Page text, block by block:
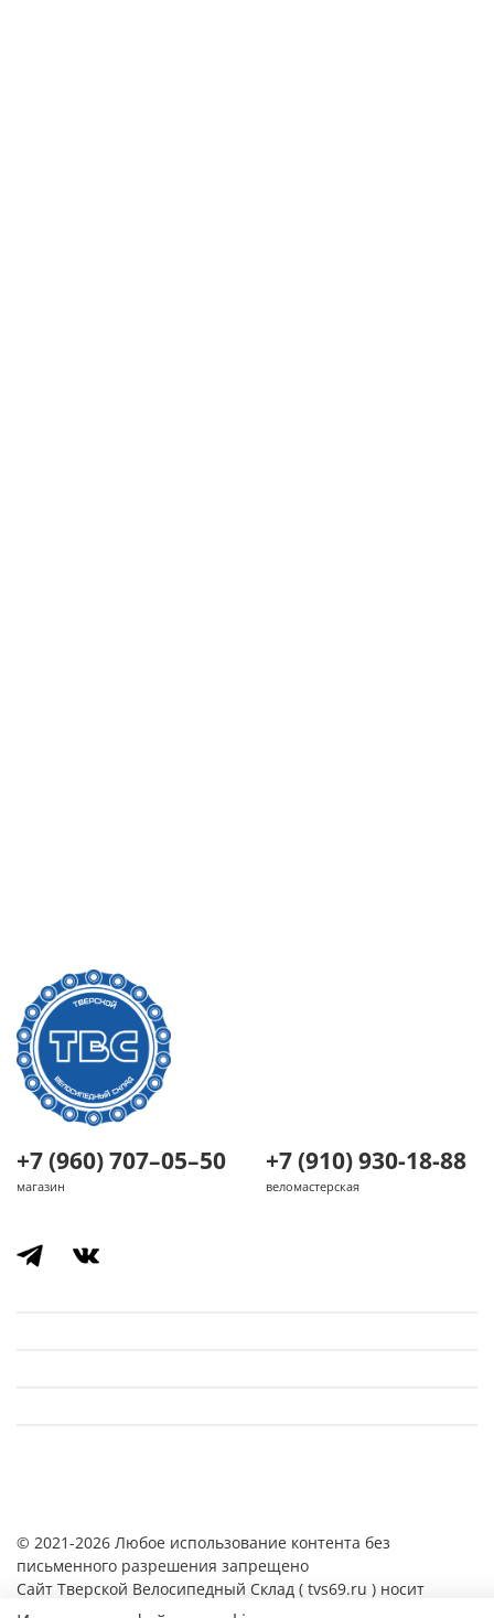
+7 (960) 707–05–50
магазин
+7 (910) 930-18-88
веломастерская
© 2021-2026 Любое использование контента без
письменного разрешения запрещено
Cайт Тверской Велосипедный Склад ( tvs69.ru ) носит
исключительно информационный характер и ни при каких